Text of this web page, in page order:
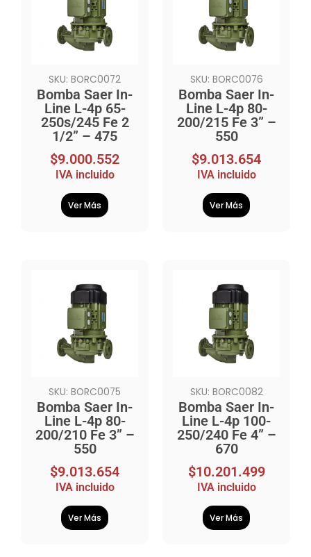
SKU: BORC0072
Bomba Saer In-
Line L-4p 65-
250s/245 Fe 2
1/2” – 475
$9.000.552
IVA incluido
Ver Más
SKU: BORC0076
Bomba Saer In-
Line L-4p 80-
200/215 Fe 3” –
550
$9.013.654
IVA incluido
Ver Más
SKU: BORC0075
Bomba Saer In-
Line L-4p 80-
200/210 Fe 3” –
550
$9.013.654
IVA incluido
Ver Más
SKU: BORC0082
Bomba Saer In-
Line L-4p 100-
250/240 Fe 4” –
670
$10.201.499
IVA incluido
Ver Más